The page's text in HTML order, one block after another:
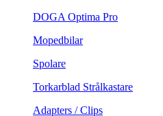
DOGA Optima Pro
Mopedbilar
Spolare
Torkarblad Strålkastare
Adapters / Clips